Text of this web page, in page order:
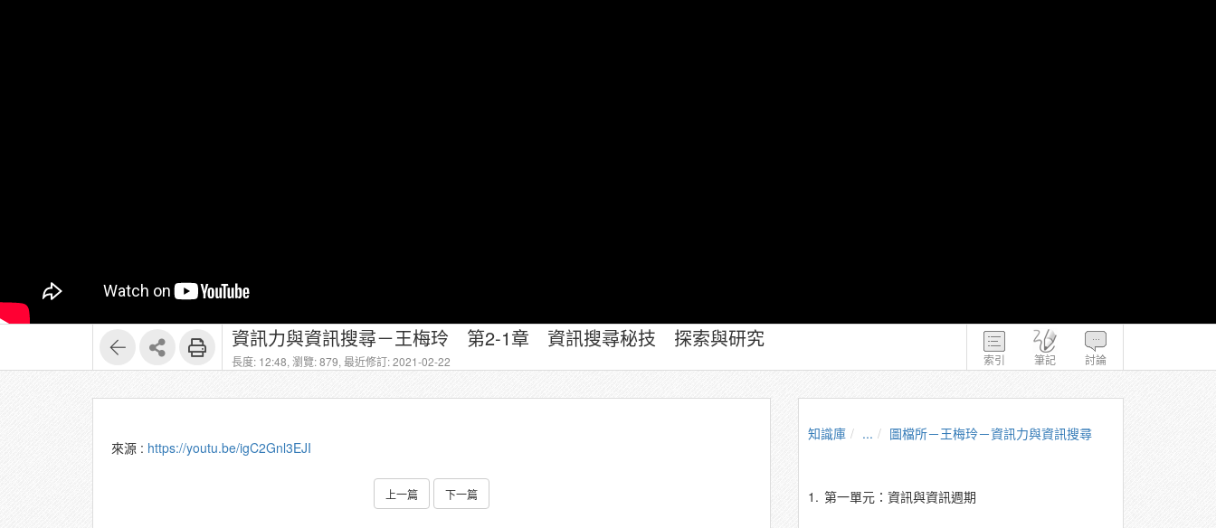
索引 筆記 討論
資訊力與資訊搜尋－王梅玲 第2-1章 資訊搜尋秘技 探索與研究
長度: 12:48, 瀏覽: 879, 最近修訂: 2021-02-22
來源 : https://youtu.be/igC2Gnl3EJI
上一篇 下一篇
知識庫 ... 圖檔所－王梅玲－資訊力與資訊搜尋
1. 第一單元：資訊與資訊週期